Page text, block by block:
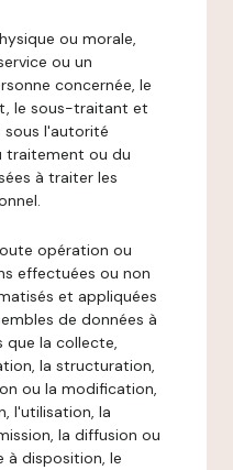
ou morale,
ou un
concernée, le
le sous-traitant et
sous l'autorité
traitement ou du
à traiter les
opération ou
effectuées ou non
et appliquées
de données à
que la collecte,
la structuration,
ou la modification,
l'utilisation, la
la diffusion ou
à disposition, le